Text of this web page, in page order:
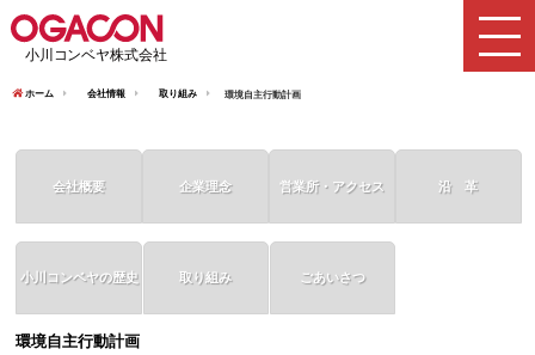
ホーム 会社情報 取り組み 環境自主行動計画
会社概要 企業理念 営業所・アクセス 沿 革
小川コンベヤの歴史 取り組み ごあいさつ
環境自主行動計画